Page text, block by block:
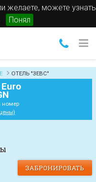
желаете, можете узнать
Понял
ОТЕЛЬ "ЗЕВС"
номер
ЗАБРОНИРОВАТЬ